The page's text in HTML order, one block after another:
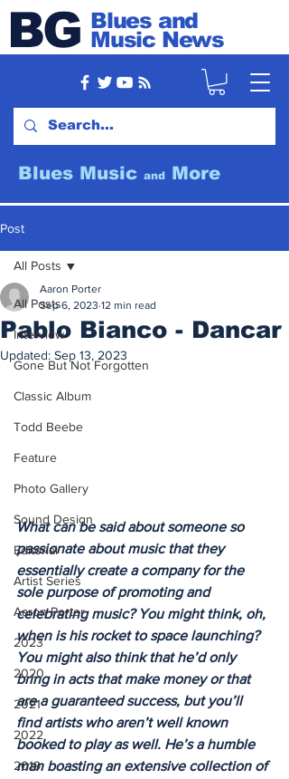
Blues Music and More
BG Blues and
Music News
Post
All Posts
Interview
Gone But Not Forgotten
Classic Album
Todd Beebe
Feature
Photo Gallery
Sound Design
Editorial
Artist Series
Aaron Porter
2023
2020
2021
2022
2019
All Posts
Pablo Bianco - Dancar
Aaron Porter
Sep 6, 2023 12 min read
Updated: Sep 13, 2023
What can be said about someone so
passionate about music that they
essentially create a company for the
sole purpose of promoting and
celebrating music? You might think, oh,
when is his rocket to space launching?
You might also think that he’d only
bring in acts that make money or that
are a guaranteed success, but you’ll
find artists who aren’t well known
booked to play as well. He’s a humble
man boasting an extensive collection of